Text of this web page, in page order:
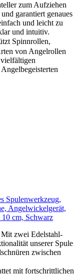
zum Aufziehen
garantiert genaues
und leicht zu
und intuitiv.
Spinnrollen,
von Angelrollen
Spulenwerkzeug,
Angelwickelgerät,
cm, Schwarz
zwei Edelstahl-
unserer Spule
zwischen
mit fortschrittlichen